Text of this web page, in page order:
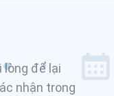
lòng để lại
nhận trong